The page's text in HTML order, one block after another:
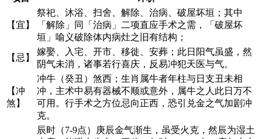
【宜】
祭祀、沐浴、扫舍、解除、治病、破屋坏垣；其中
「解除」同「治病」二项直应手术之需，「破屋坏
垣」喻义破除体内病灶之旧有结构；
【忌】
嫁娶、入宅、开市、移徙、安葬；此日阳气虽盛，然
阴气未消，诸事若行喜庆，反易冲犯天医与气。
【冲
煞】
冲牛（癸丑）煞西；生肖属牛者年柱与日支丑未相
冲，主术中易有器械不顺或意外，属牛之人此日万不
可用。行手术之方位忌向正西，恐引兑金之气加剧冲
克。
辰时（7-9点）庚辰金气渐生，虽受火克，然辰为湿土